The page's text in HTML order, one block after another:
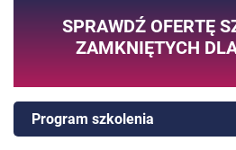
SPRAWDŹ OFERTĘ
ZAMKNIĘTYCH
Program szkolenia